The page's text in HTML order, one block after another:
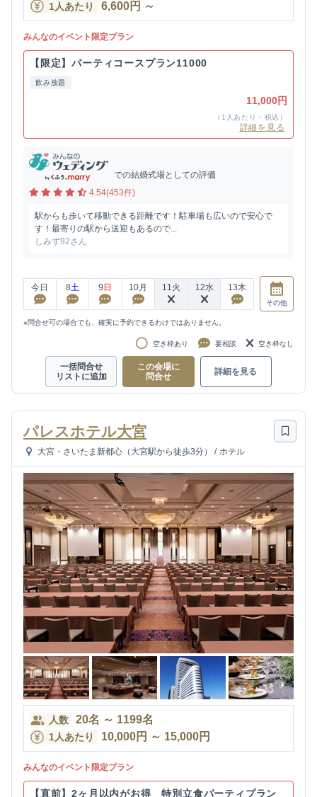
1人あたり 6,600円 ～
みんなのイベント限定プラン
【限定】パーティコースプラン11000
飲み放題
11,000円
（1人あたり・税込）
詳細を見る
での結婚式場としての評価
4.54(453件)
駅からも歩いて移動できる距離です！駐車場も広いので安心で
す！最寄りの駅から送迎もあるので...
しみず92さん
今日 8土 9 日 10月 11 火 12水 13木
その他
※問合せ可の場合でも、確実に予約できるわけではありません。
空き枠あり 要相談 空き枠なし
一括問合せ
リストに追加
この会場に
問合せ
詳細を見る
パレスホテル大宮
大宮・さいたま新都心（大宮駅から徒歩3分） / ホテル
人数 20名 ～ 1199名
1人あたり 10,000円 ～ 15,000円
みんなのイベント限定プラン
【直前】2ヶ月以内がお得 特別立食パーティプラン